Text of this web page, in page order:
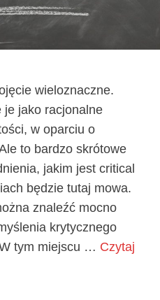
wieloznaczne.
je jako racjonalne
w oparciu o
to bardzo skrótowe
jakim jest critical
będzie tutaj mowa.
znaleźć mocno
krytycznego
tym miejscu … Czytaj